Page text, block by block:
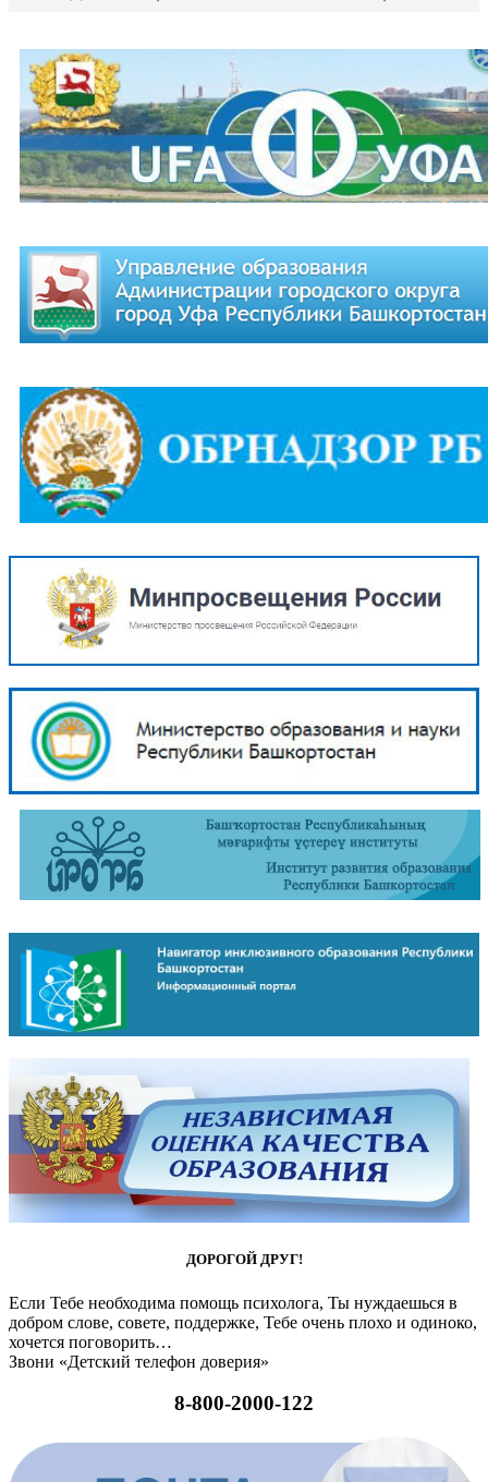
ДОРОГОЙ ДРУГ!
Если Тебе необходима помощь психолога, Ты нуждаешься в
добром слове, совете, поддержке, Тебе очень плохо и одиноко,
хочется поговорить…
Звони «Детский телефон доверия»
8-800-2000-122